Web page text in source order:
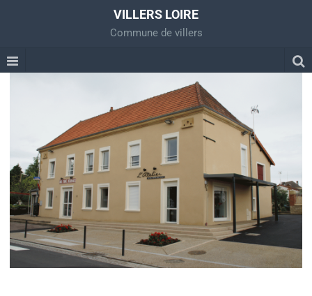
VILLERS LOIRE
Commune de villers